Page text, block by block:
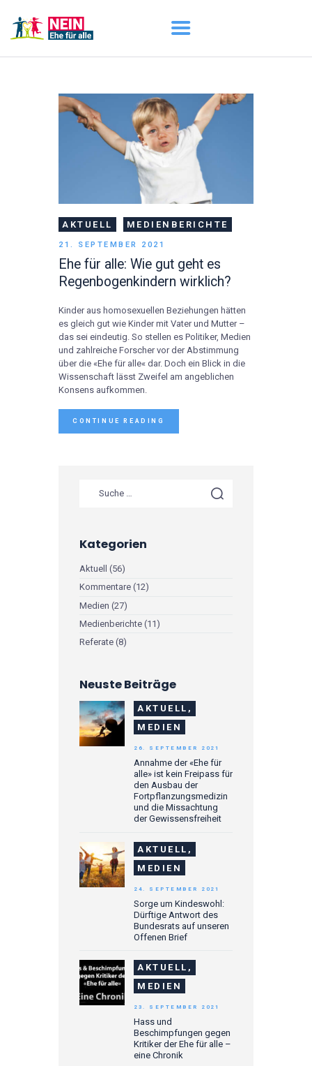
START
AKTUELL
DARUM GEHT ES
ÜBER UNS
DOWNLOADS
AKTUELL MEDIENBERICHTE
21. SEPTEMBER 2021
Ehe für alle: Wie gut geht es
Regenbogenkindern wirklich?
Kinder aus homosexuellen Beziehungen hätten
es gleich gut wie Kinder mit Vater und Mutter –
das sei eindeutig. So stellen es Politiker, Medien
und zahlreiche Forscher vor der Abstimmung
über die «Ehe für alle« dar. Doch ein Blick in die
Wissenschaft lässt Zweifel am angeblichen
Konsens aufkommen.
CONTINUE READING
Kategorien
Aktuell (56)
Kommentare (12)
Medien (27)
Medienberichte (11)
Referate (8)
Neuste Beiträge
AKTUELL,
MEDIEN
Annahme der «Ehe für
alle» ist kein Freipass für
den Ausbau der
Fortpflanzungsmedizin
und die Missachtung
der Gewissensfreiheit
26. SEPTEMBER 2021
AKTUELL,
MEDIEN
Sorge um Kindeswohl:
Dürftige Antwort des
Bundesrats auf unseren
Offenen Brief
24. SEPTEMBER 2021
AKTUELL,
MEDIEN
Hass und
Beschimpfungen gegen
Kritiker der Ehe für alle –
eine Chronik
23. SEPTEMBER 2021